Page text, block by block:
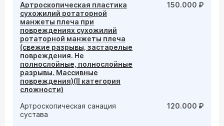
Артроскопическая пластика
сухожилий ротаторной
манжеты плеча при
повреждениях сухожилий
ротаторной манжеты плеча
(свежие разрывы, застарелые
повреждения. Не
полнослойные, полнослойные
разрывы. Массивные
повреждения)(II категория
сложности)
150.000 ₽
Артроскопическая санация
сустава
120.000 ₽